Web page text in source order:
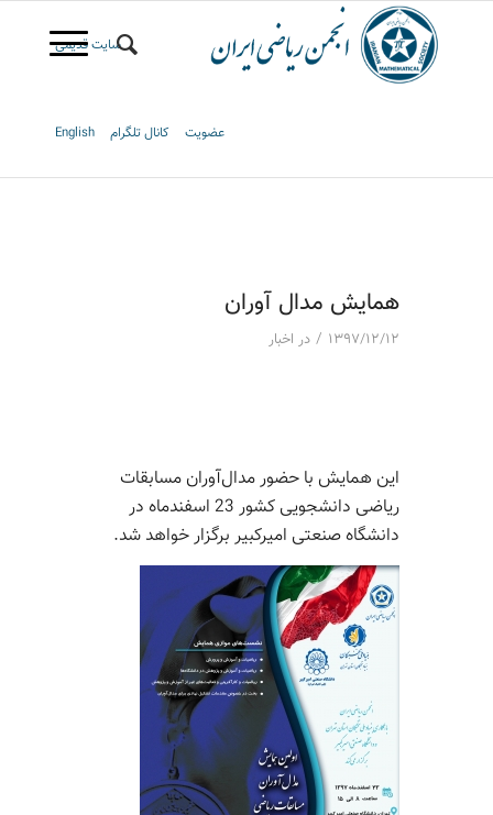
سایت قدیمی
عضویت کانال تلگرام English
همایش مدال آوران
۱۳۹۷/۱۲/۱۲ / در اخبار
این همایش با حضور مدال‌آوران مسابقات
ریاضی دانشجویی کشور 23 اسفندماه در
دانشگاه صنعتی امیرکبیر برگزار خواهد شد.